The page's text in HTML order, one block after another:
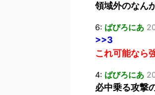
領域外のなん
6: ばびろにあ
>>3
これ可能なら
4: ばびろにあ
必中乗る攻撃